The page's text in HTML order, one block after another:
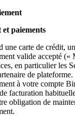
et paiements
carte de crédit,
valide accepté («
en particulier les
de
à votre compte
facturation
obligation de